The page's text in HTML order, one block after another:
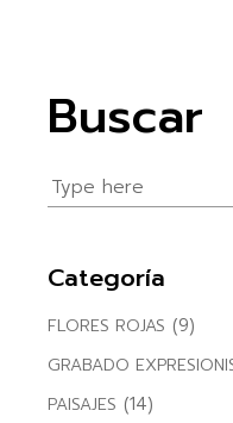
Buscar
Search
for:
Categoría
FLORES ROJAS (9)
GRABADO
PAISAJES (14)